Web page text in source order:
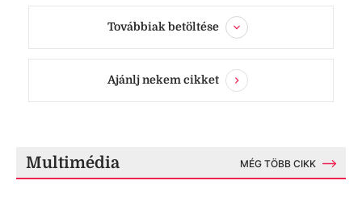
Továbbiak betöltése
Ajánlj nekem cikket
Multimédia MÉG TÖBB CIKK